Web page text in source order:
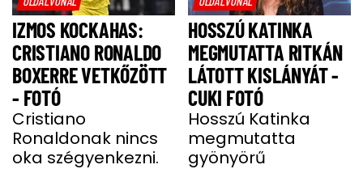
IZMOS KOCKAHAS:
CRISTIANO RONALDO
BOXERRE VETKŐZÖTT
- FOTÓ
Cristiano
Ronaldonak nincs
oka szégyenkezni.
HOSSZÚ KATINKA
MEGMUTATTA RITKÁN
LÁTOTT KISLÁNYÁT -
CUKI FOTÓ
Hosszú Katinka
megmutatta
gyönyörű